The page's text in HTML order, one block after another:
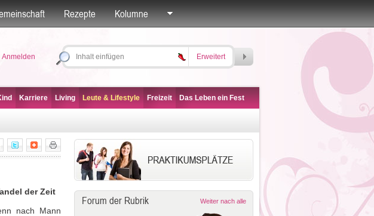
Rezepte Kolumne
Anmelden Erweitert
Karriere Living Leute & Lifestyle Freizeit Das Leben ein Fest
der Zeit
nach Mann
Forum der Rubrik Weiter nach alle